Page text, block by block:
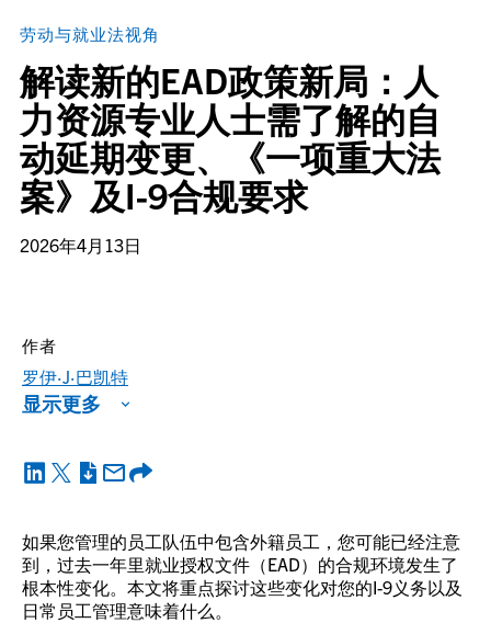
劳动与就业法视角
解读新的EAD政策新局：人
力资源专业人士需了解的自
动延期变更、《一项重大法
案》及I-9合规要求
2026年4月13日
如果您管理的员工队伍中包含外籍员工，您可能已经注意
到，过去一年里就业授权文件（EAD）的合规环境发生了
根本性变化。本文将重点探讨这些变化对您的I-9义务以及
日常员工管理意味着什么。
作者
罗伊·J·巴凯特
显示更多